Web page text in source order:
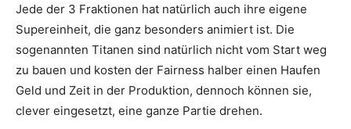
Jede der 3 Fraktionen hat natürlich auch ihre eigene
Supereinheit, die ganz besonders animiert ist. Die
sogenannten Titanen sind natürlich nicht vom Start weg
zu bauen und kosten der Fairness halber einen Haufen
Geld und Zeit in der Produktion, dennoch können sie,
clever eingesetzt, eine ganze Partie drehen.